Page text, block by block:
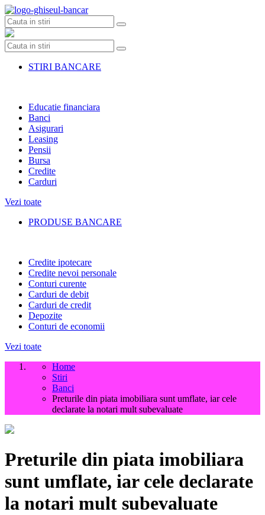
Skip
to
content
STIRI BANCARE
Educatie financiara
Banci
Asigurari
Leasing
Pensii
Bursa
Credite
Carduri
Vezi toate
PRODUSE BANCARE
Credite ipotecare
Credite nevoi personale
Conturi curente
Carduri de debit
Carduri de credit
Depozite
Conturi de economii
Vezi toate
Home
Stiri
Banci
Preturile din piata imobiliara sunt umflate, iar cele
declarate la notari mult subevaluate
Preturile din piata imobiliara
sunt umflate, iar cele declarate
la notari mult subevaluate